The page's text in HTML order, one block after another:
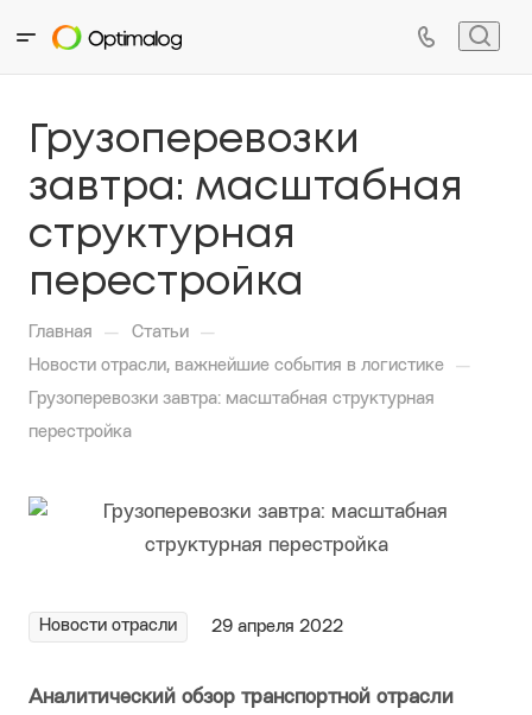
Грузоперевозки
завтра: масштабная
структурная
перестройка
Главная — Статьи —
Новости отрасли, важнейшие события в логистике —
Грузоперевозки завтра: масштабная структурная
перестройка
Новости отрасли 29 апреля 2022
Аналитический обзор транспортной отрасли